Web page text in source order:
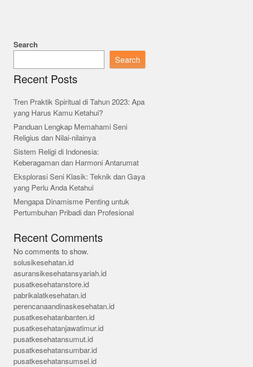
Search
Search
Recent Posts
Tren Praktik Spiritual di Tahun 2023: Apa
yang Harus Kamu Ketahui?
Panduan Lengkap Memahami Seni
Religius dan Nilai-nilainya
Sistem Religi di Indonesia:
Keberagaman dan Harmoni Antarumat
Eksplorasi Seni Klasik: Teknik dan Gaya
yang Perlu Anda Ketahui
Mengapa Dinamisme Penting untuk
Pertumbuhan Pribadi dan Profesional
Recent Comments
No comments to show.
solusikesehatan.id
asuransikesehatansyariah.id
pusatkesehatanstore.id
pabrikalatkesehatan.id
perencanaandinaskesehatan.id
pusatkesehatanbanten.id
pusatkesehatanjawatimur.id
pusatkesehatansumut.id
pusatkesehatansumbar.id
pusatkesehatansumsel.id